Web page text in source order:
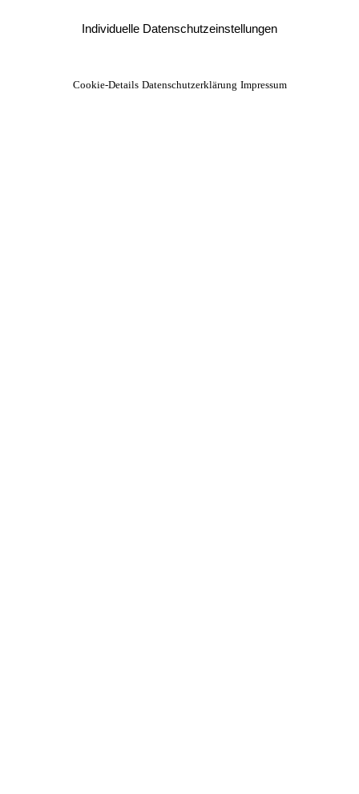
Individuelle Datenschutzeinstellungen
Cookie-Details Datenschutzerklärung Impressum